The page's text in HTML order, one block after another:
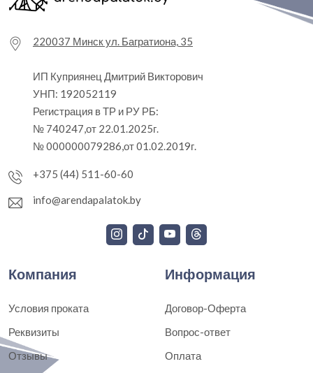
220037 Минск ул. Багратиона, 35
ИП Куприянец Дмитрий Викторович
УНП: 192052119
Регистрация в ТР и РУ РБ:
№ 740247,от 22.01.2025г.
№ 000000079286,от 01.02.2019г.
+375 (44) 511-60-60
info@arendapalatok.by
Компания
Условия проката
Реквизиты
Отзывы
Информация
Договор-Оферта
Вопрос-ответ
Оплата